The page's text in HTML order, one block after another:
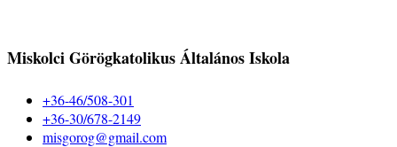
Miskolci Görögkatolikus Általános Iskola
+36-46/508-301
+36-30/678-2149
misgorog@gmail.com